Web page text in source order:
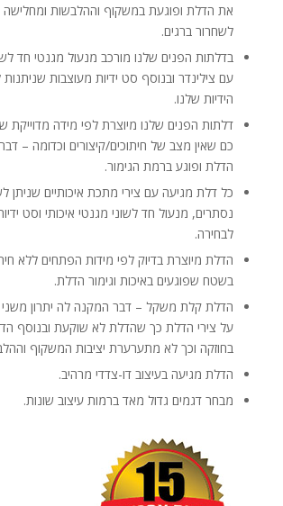
את הדלת ופוגעת במשקוף וההלבשות ומחלישה
לשחרור ברגים.
בדלתות הפנים שלנו מורכב מנעול מגנטי חד
עם צילינדר ובנוסף סט ידיות מעוצבות שניתנות
הידיות שלנו.
דלתות הפנים שלנו מיוצרת לפי מידה
כם שאין מצב של חיתוכים/קיצורים וכדומה –
הדלת ופוגע ברמת הגימור.
כל דלת מגיעה עם צירי מתכת איכותיים שניתן
נסתרים, מנעול חד לשוני מגנטי איכותי וסט
לבחירה.
הדלת מיוצרת בדיוק לפי מידות הפתחים ללא
בשטח שפוגעים באיכות וגימור הדלת.
הדלת קלת משקל – דבר המקנה לה יתרון משני
על צירי הדלת כך שהדלת לא שוקעת ובנוסף
בחוזקה וכך לא מתערערת יציבות המשקוף
הדלת מגיעה בעיצוב דו-צדדי מרהיב.
מבחר דגמים גדול מאד ברמות עיצוב שונות.